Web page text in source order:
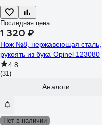
Последняя цена
1 320 ₽
Нож №8, нержавеющая сталь,
рукоять из бука Opinel 123080
4.8
(31)
Аналоги
Нет в наличии